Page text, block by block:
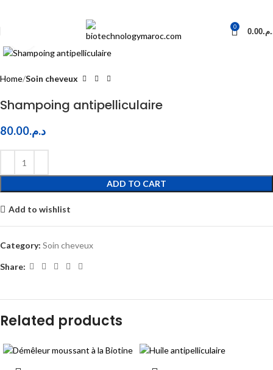
0 0.00
Click to enlarge
Home Soin cheveux
Shampoing antipelliculaire
د.م.80.00
ADD TO CART
Add to wishlist
Category: Soin cheveux
Share:
Related products